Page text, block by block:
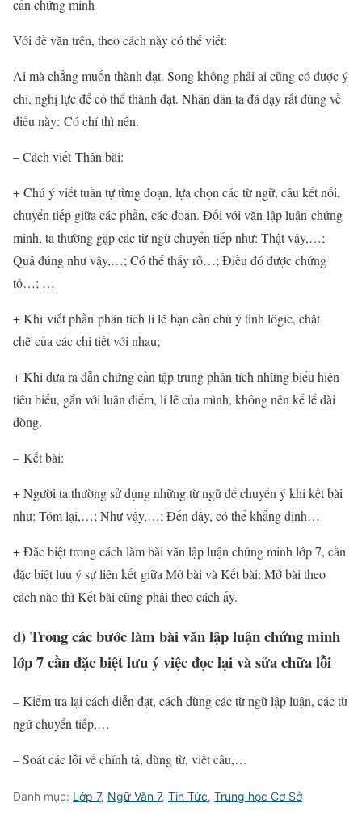
cần chứng minh
Với đề văn trên, theo cách này có thể viết:
Ai mà chẳng muốn thành đạt. Song không phải ai cũng có được ý
chí, nghị lực để có thể thành đạt. Nhân dân ta đã dạy rất đúng về
điều này: Có chí thì nên.
– Cách viết Thân bài:
+ Chú ý viết tuần tự từng đoạn, lựa chọn các từ ngữ, câu kết nối,
chuyển tiếp giữa các phần, các đoạn. Đối với văn lập luận chứng
minh, ta thường gặp các từ ngữ chuyển tiếp như: Thật vậy,…;
Quả đúng như vậy,…; Có thể thấy rõ…; Điều đó được chứng
tỏ…; …
+ Khi viết phần phân tích lí lẽ bạn cần chú ý tính lôgic, chặt
chẽ của các chi tiết với nhau;
+ Khi đưa ra dẫn chứng cần tập trung phân tích những biểu hiện
tiêu biểu, gắn với luận điểm, lí lẽ của mình, không nên kể lể dài
dòng.
– Kết bài:
+ Người ta thường sử dụng những từ ngữ để chuyển ý khi kết bài
như: Tóm lại,…; Như vậy,…; Đến đây, có thể khẳng định…
+ Đặc biệt trong cách làm bài văn lập luận chứng minh lớp 7, cần
đặc biệt lưu ý sự liên kết giữa Mở bài và Kết bài: Mở bài theo
cách nào thì Kết bài cũng phải theo cách ấy.
d) Trong các bước làm bài văn lập luận chứng minh
lớp 7 cần đặc biệt lưu ý việc đọc lại và sửa chữa lỗi
– Kiểm tra lại cách diễn đạt, cách dùng các từ ngữ lập luận, các từ
ngữ chuyển tiếp,…
– Soát các lỗi về chính tả, dùng từ, viết câu,…
Danh mục: Lớp 7, Ngữ Văn 7, Tin Tức, Trung học Cơ Sở